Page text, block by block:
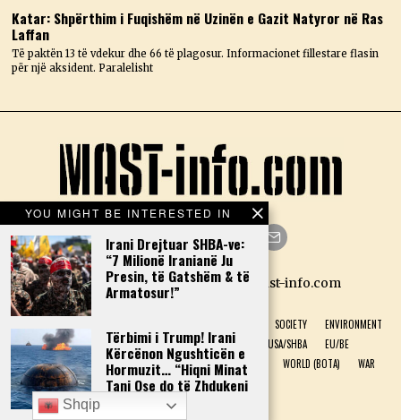
Katar: Shpërthim i Fuqishëm në Uzinën e Gazit Natyror në Ras
Laffan
Të paktën 13 të vdekur dhe 66 të plagosur. Informacionet fillestare flasin
për një aksident. Paralelisht
YOU MIGHT BE INTERESTED IN
Irani Drejtuar SHBA-ve:
“7 Milionë Iranianë Ju
Presin, të Gatshëm & të
Armatosur!”
Tërbimi i Trump! Irani
Kërcënon Ngushticën e
Hormuzit… “Hiqni Minat
Tani Ose do të Zhdukeni
nga Harta!”
Facebook
TwitterInstagram
LinkedIn
Designed by N.D. — Copyright Mast-info.com
SOCIETY
ENVIRONMENT
NATURAL PHENOMENON
HEALTH SPORT USA/SHBA
EU/BE
ALBANIA (SHQIPËRI)
GREECE (GREQI) TECHNOLOGY WORLD (BOTA)
WAR
INTERVIEW
DONATIONS
Shqip